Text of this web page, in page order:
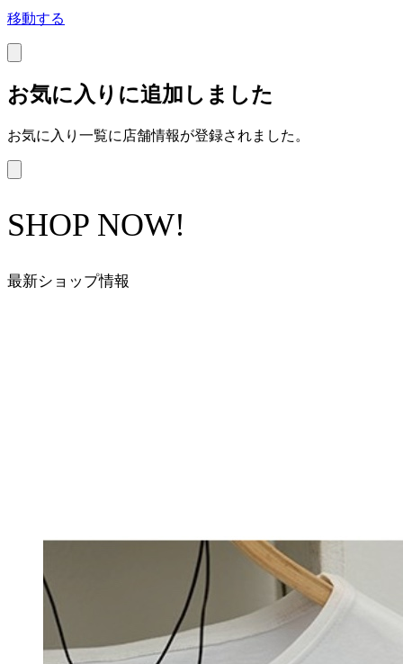
移動する
お気に入りに追加しました
お気に入り一覧に店舗情報が登録されました。
SHOP NOW!
最新ショップ情報